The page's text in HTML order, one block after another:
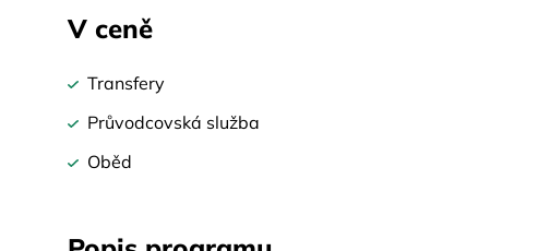
V ceně
Transfery
Průvodcovská služba
Oběd